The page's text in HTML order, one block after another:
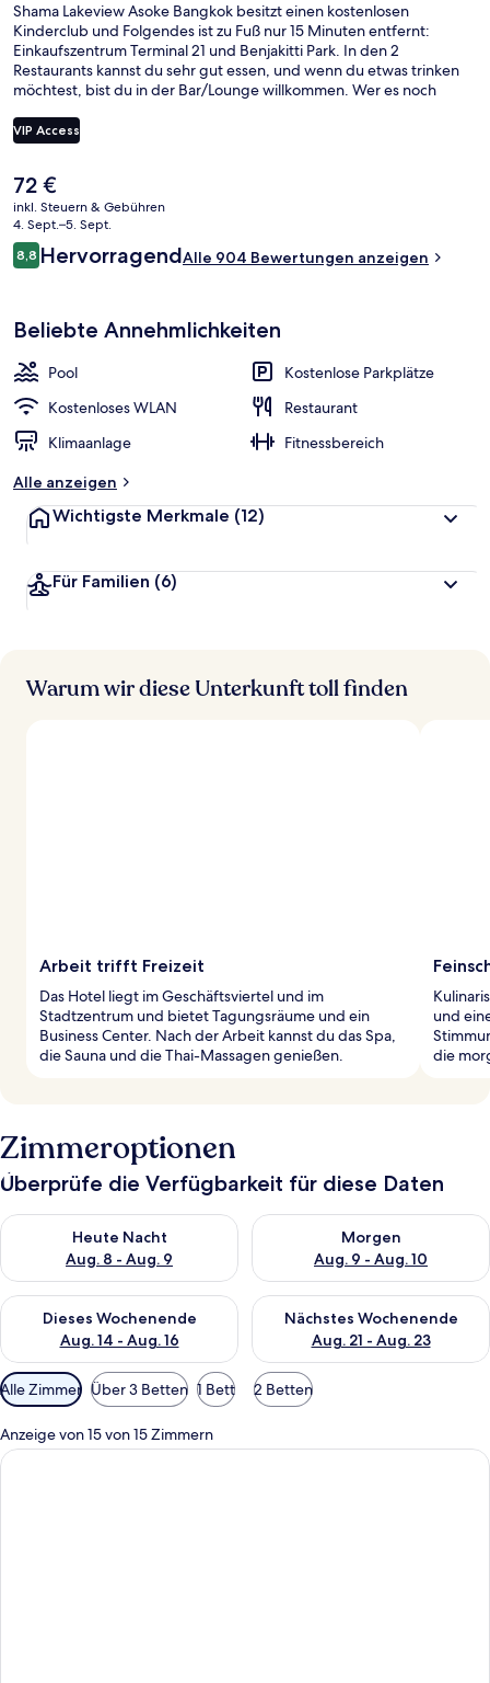
Shama Lakeview Asoke Bangkok besitzt einen kostenlosen
Kinderclub und Folgendes ist zu Fuß nur 15 Minuten entfernt:
Einkaufszentrum Terminal 21 und Benjakitti Park. In den 2
Restaurants kannst du sehr gut essen, und wenn du etwas trinken
möchtest, bist du in der Bar/Lounge willkommen. Wer es noch
Andere Reisende lieben das hilfsbereite Personal und den
Allgemeinzustand. Die öffentlichen Verkehrsmittel sind nur einen
Minuten und zur U-Bahn-Station Sukhumvit 10 Minuten.
VIP Access
Der
aktuelle
Preis
beträgt
72 €.
72 €
inkl. Steuern & Gebühren
4. Sept.–5. Sept.
Bewertungen
8,88,8 von 10.
HervorragendAlle 904 Bewertungen anzeigen
Beliebte Annehmlichkeiten
Pool
Kostenlose Parkplätze
Kostenloses WLAN
Restaurant
Klimaanlage
Fitnessbereich
Alle anzeigen
Wichtigste Merkmale (12)
Für Familien (6)
Warum wir diese Unterkunft toll finden
Arbeit trifft Freizeit
Das Hotel liegt im Geschäftsviertel und im
Stadtzentrum und bietet Tagungsräume und ein
Business Center. Nach der Arbeit kannst du das Spa,
die Sauna und die Thai-Massagen genießen.
und
die
Zimmeroptionen
Überprüfe die Verfügbarkeit für diese Daten
Heute Nacht
Aug. 8 - Aug. 9
Überprüfe die Verfügbarkeit für heute Nacht, Aug. 8 - Aug. 9.
Morgen
Aug. 9 - Aug. 10
Überprüfe die Verfügbarkeit
Dieses Wochenende
Aug. 14 - Aug. 16
Überprüfe die Verfügbarkeit für dieses Wochenende, Aug. 14
Nächstes Wochenende
Aug. 21 - Aug. 23
Überprüfe die Verfügbarkeit
Verfügbare
Filter
für
Zimmer
Alle Zimmer Über 3 Betten 1 Bett 2 Betten
Anzeige von 15 von 15 Zimmern